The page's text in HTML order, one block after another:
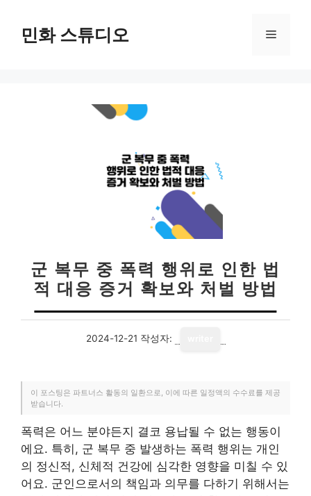
민화 스튜디오 메
군 복무 중 폭력 행위로 인한 법
적 대응 증거 확보와 처벌 방법
2024-12-21 작성자:
이 포스팅은 파트너스 활동의 일환으로, 이에 따른 일정액의 수수료를 제공
받습니다.
폭력은 어느 분야든지 결코 용납될 수 없는 행동이
에요. 특히, 군 복무 중 발생하는 폭력 행위는 개인
의 정신적, 신체적 건강에 심각한 영향을 미칠 수 있
어요. 군인으로서의 책임과 의무를 다하기 위해서는